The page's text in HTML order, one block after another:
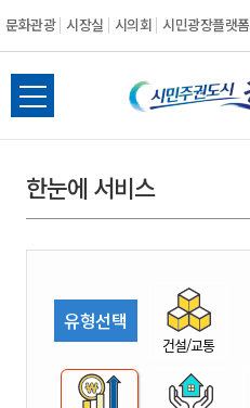
문화관광 시장실 시의회 시민광장플랫폼
시
민
권
시
전
체
뉴
열
한눈에 서비스
유형선택
건설/교통